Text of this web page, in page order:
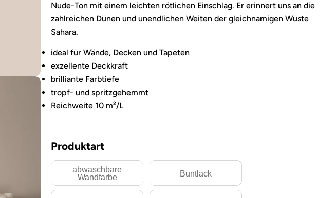
Nude-Ton mit einem leichten rötlichen Einschlag. Er erinnert uns an die
zahlreichen Dünen und unendlichen Weiten der gleichnamigen Wüste
Sahara.
ideal für Wände, Decken und Tapeten
exzellente Deckkraft
brilliante Farbtiefe
tropf- und spritzgehemmt
Reichweite 10 m²/L
Produktart
abwaschbare
Wandfarbe
Buntlack